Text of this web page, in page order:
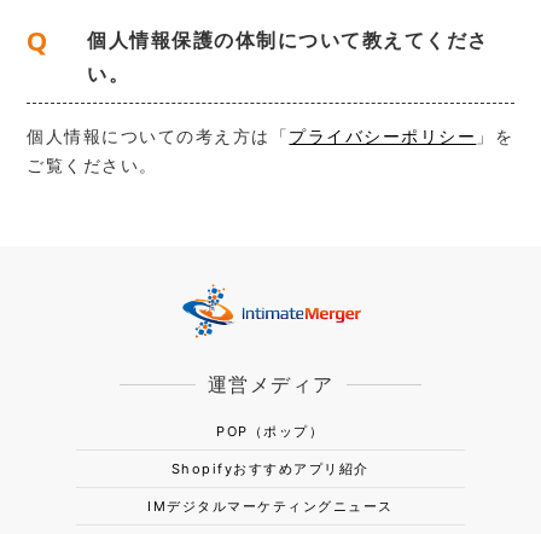
Q
個人情報保護の体制について教えてくださ
い。
個人情報についての考え方は「プライバシーポリシー 」を
ご覧ください。
運営メディア
POP（ポップ）
Shopifyおすすめアプリ紹介
IMデジタルマーケティングニュース